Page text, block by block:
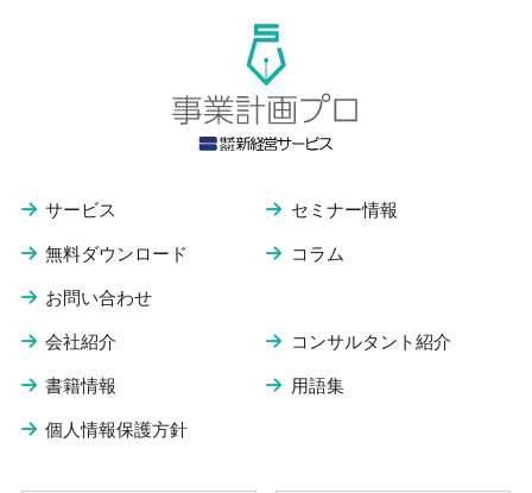
サービス セミナー情報
無料ダウンロード コラム
お問い合わせ
会社紹介 コンサルタント紹介
書籍情報 用語集
個人情報保護方針